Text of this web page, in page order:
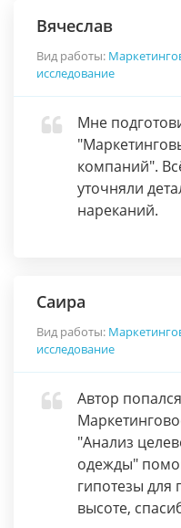
Вячеслав
Вид работы:
исследование
Мне
компаний".
уточняли
нареканий.
Саира
Вид работы:
исследование
Автор
"Анализ
одежды"
гипотезы для
высоте,